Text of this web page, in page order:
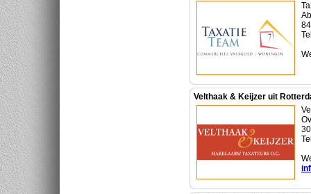
Velthaak & Keijzer uit